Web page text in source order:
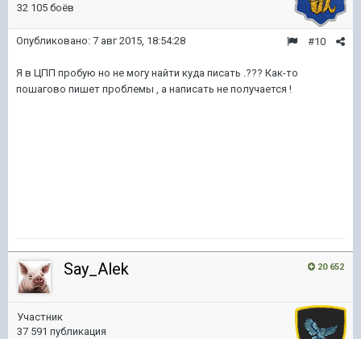
32 105 боёв
#10
Опубликовано: 7 авг 2015, 18:54:28
Я в ЦПП пробую но не могу найти куда писать .??? Как-то
пошагово пишет проблемы , а написать не получается !
20 652
Say_Alek
Участник
37 591 публикация